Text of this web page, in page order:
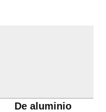
De aluminio